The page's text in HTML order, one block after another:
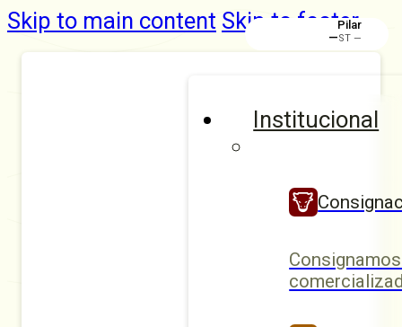
Skip to main content Skip to footer
Institucional
Pilar
—ST —